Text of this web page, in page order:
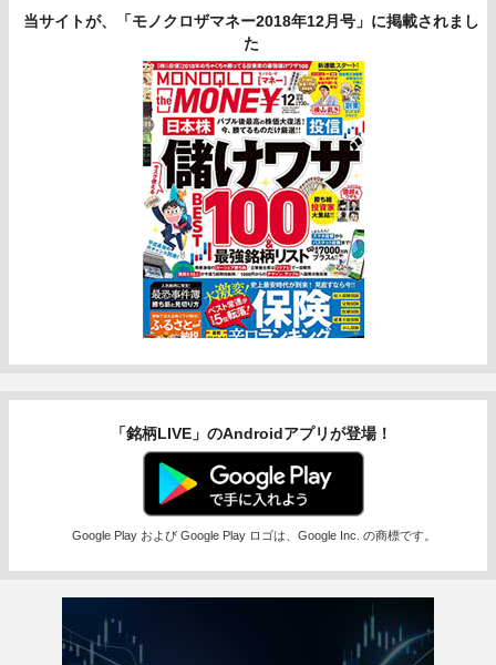
当サイトが、「モノクロザマネー2018年12月号」に掲載されまし
た
「銘柄LIVE」のAndroidアプリが登場！
Google Play および Google Play ロゴは、Google Inc. の商標です。